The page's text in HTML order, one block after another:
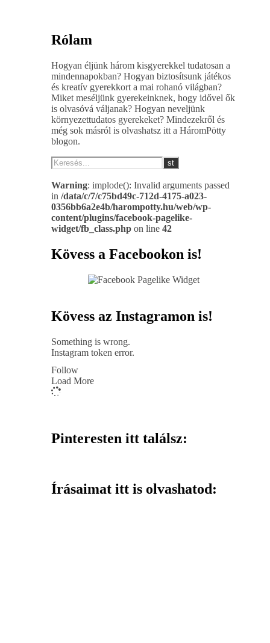
Rólam
Hogyan éljünk három kisgyerekkel tudatosan a
mindennapokban? Hogyan biztosítsunk játékos
és kreatív gyerekkort a mai rohanó világban?
Miket meséljünk gyerekeinknek, hogy idővel ők
is olvasóvá váljanak? Hogyan neveljünk
környezettudatos gyerekeket? Mindezekről és
még sok másról is olvashatsz itt a HáromPötty
blogon.
Warning: implode(): Invalid arguments passed
in /data/c/7/c75bd49c-712d-4175-a023-
0356bb6a2e4b/harompotty.hu/web/wp-
content/plugins/facebook-pagelike-
widget/fb_class.php on line 42
Kövess a Facebookon is!
Kövess az Instagramon is!
Something is wrong.
Instagram token error.
Follow
Load More
Pinteresten itt találsz:
Írásaimat itt is olvashatod: